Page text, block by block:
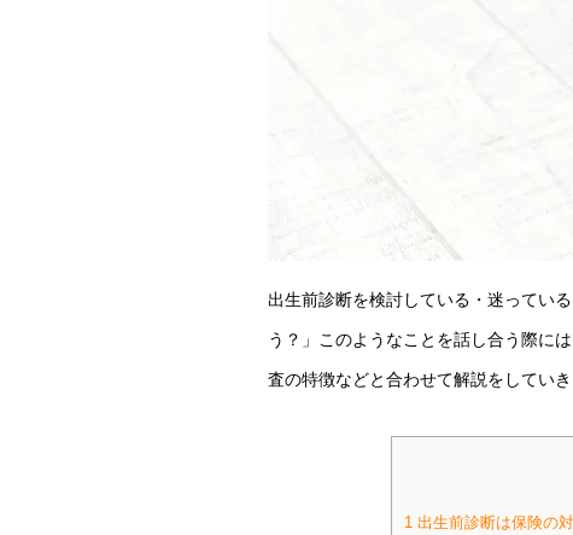
出生前診断を検討している・迷ってい
う？」このようなことを話し合う際に
査の特徴などと合わせて解説をしていき
1出生前診断は保険の